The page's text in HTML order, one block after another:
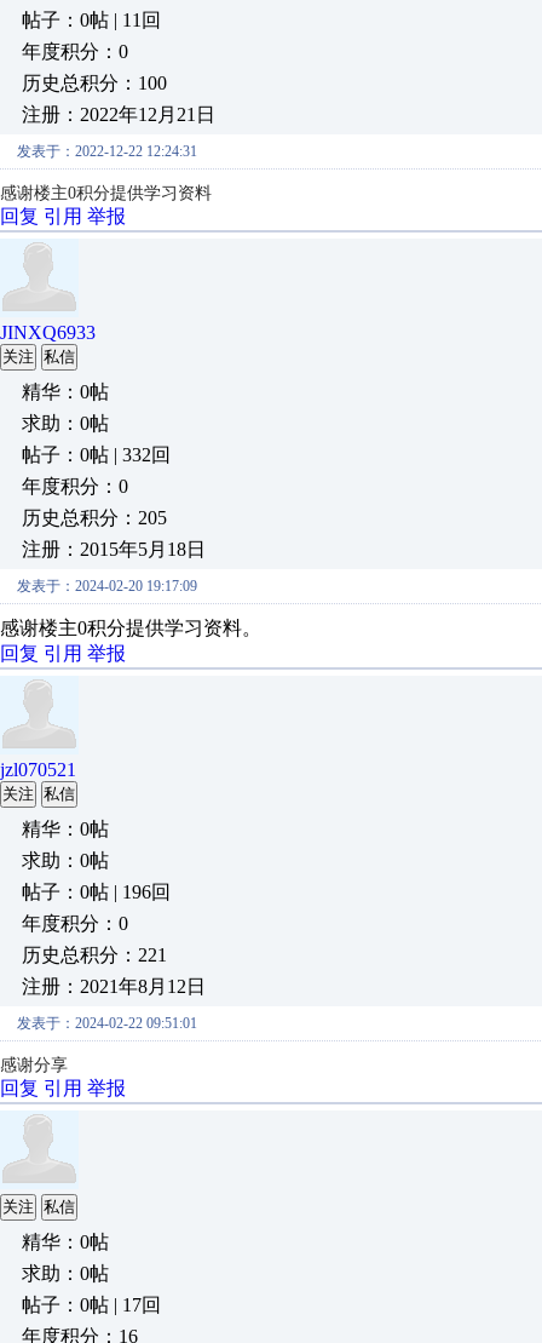
帖子：0帖 | 11回
年度积分：0
历史总积分：100
注册：2022年12月21日
发表于：2022-12-22 12:24:31
感谢楼主0积分提供学习资料
回复 引用 举报
JINXQ6933
关注 私信
精华：0帖
求助：0帖
帖子：0帖 | 332回
年度积分：0
历史总积分：205
注册：2015年5月18日
发表于：2024-02-20 19:17:09
感谢楼主0积分提供学习资料。
回复 引用 举报
jzl070521
关注 私信
精华：0帖
求助：0帖
帖子：0帖 | 196回
年度积分：0
历史总积分：221
注册：2021年8月12日
发表于：2024-02-22 09:51:01
感谢分享
回复 引用 举报
关注 私信
精华：0帖
求助：0帖
帖子：0帖 | 17回
年度积分：16